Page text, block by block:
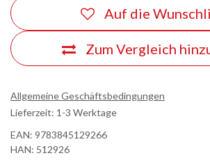
Zum Vergleich
Auf die
Allgemeine Geschäftsbedingungen
Lieferzeit: 1-3 Werktage
EAN: 9783845129266
HAN: 512926